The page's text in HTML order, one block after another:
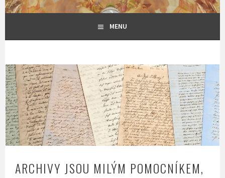
MENU
ARCHIVY JSOU MILÝM POMOCNÍKEM,